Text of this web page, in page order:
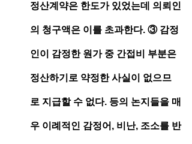
정산계약은 한도가 있었는데 의뢰인
의 청구액은 이를 초과한다. ③ 감정
인이 감정한 원가 중 간접비 부분은
정산하기로 약정한 사실이 없으므
로 지급할 수 없다. 등의 논지들을 매
우 이례적인 감정어, 비난, 조소를 반